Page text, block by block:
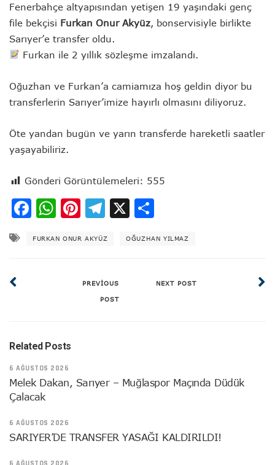
Fenerbahçe altyapısından yetişen 19 yaşındaki genç
file bekçisi Furkan Onur Akyüz, bonservisiyle birlikte
Sarıyer’e transfer oldu.
Furkan ile 2 yıllık sözleşme imzalandı.
Oğuzhan ve Furkan’a camiamıza hoş geldin diyor bu
transferlerin Sarıyer’imize hayırlı olmasını diliyoruz.
Öte yandan bugün ve yarın transferde hareketli saatler
yaşayabiliriz.
Gönderi Görüntülemeleri: 555
Facebook
WhatsApp
Pinterest
Telegram
X
FURKAN ONUR AKYÜZ OĞUZHAN YILMAZ
PREVIOUS
POST
NEXT POST
Related Posts
6 AĞUSTOS 2026
Melek Dakan, Sarıyer – Muğlaspor Maçında Düdük
Çalacak
6 AĞUSTOS 2026
SARIYER’DE TRANSFER YASAĞI KALDIRILDI!